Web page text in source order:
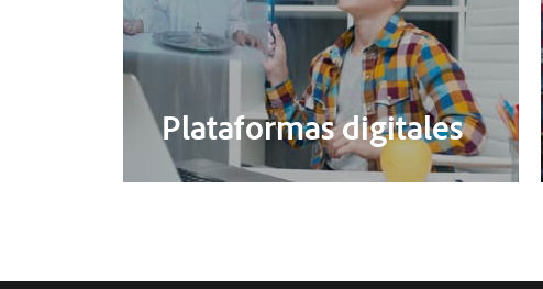
Plataformas digitales